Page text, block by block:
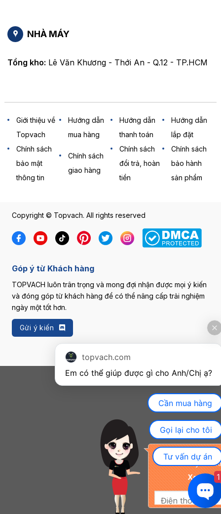
NHÀ MÁY
Tổng kho: Lê Văn Khương - Thới An - Q.12 - TP.HCM
Giới thiệu về
Topvach
Hướng dẫn
mua hàng
Hướng dẫn
thanh toán
Hướng dẫn
lắp đặt
Chính sách
bảo mật
thông tin
Chính sách
giao hàng
Chính sách
đổi trả, hoàn
tiền
Chính sách
bảo hành
sản phẩm
Copyright © Topvach. All rights reserved
Góp ý từ Khách hàng
TOPVACH luôn trân trọng và mong đợi nhận được mọi ý kiến
và đóng góp từ khách hàng để có thể nâng cấp trải nghiệm
ngày một tốt hơn.
Gửi ý kiến
Khuyến mãi đặc
nay cho
Xem chi
topvach.com
Cần mua hàng
Gọi lại cho tôi
Tư vấn dự án
1